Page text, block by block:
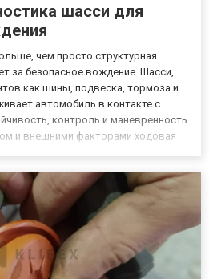
шасси для
чем просто структурная
за безопасное вождение. Шасси,
как шины, подвеска, тормоза и
автомобиль в контакте с
контроль и маневренность.
и внешними факторами ходовая